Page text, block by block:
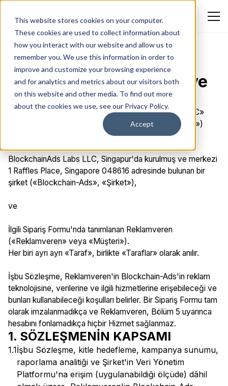
This website stores cookies on your computer.
These cookies are used to collect information about
how you interact with our website and allow us to
remember you. We use this information in order to
improve and customize your browsing experience
and for analytics and metrics about our visitors both
on this website and other media. To find out more
about the cookies we use, see our Privacy Policy.
Accept
Reklamveren Hüküm ve
Koşulları
İşbu Koşullar & Şartlar (bundan böyle «Koşullar», «T&C»
veya «Hüküm ve Koşullar», «Sözleşme» ya da «MSA»)
aşağıdaki taraflar arasında akdedilmiştir:
BlockchainAds Labs LLC, Singapur'da kurulmuş ve merkezi
1 Raffles Place, Singapore 048616 adresinde bulunan bir
şirket («Blockchain-Ads», «Şirket»),
ve
İlgili Sipariş Formu'nda tanımlanan Reklamveren
(«Reklamveren» veya «Müşteri»).
Her biri ayrı ayrı «Taraf», birlikte «Taraflar» olarak anılır.
İşbu Sözleşme, Reklamveren'in Blockchain-Ads'in reklam
teknolojisine, verilerine ve ilgili hizmetlerine erişebileceği ve
bunları kullanabileceği koşulları belirler. Bir Sipariş Formu tam
olarak imzalanmadıkça ve Reklamveren, Bölüm 5 uyarınca
hesabını fonlamadıkça hiçbir Hizmet sağlanmaz.
1. SÖZLEŞMENİN KAPSAMI
1.1İşbu Sözleşme, kitle hedefleme, kampanya sunumu,
raporlama analitiği ve Şirket'in Veri Yönetim
Platformu'na erişim (uygulanabildiği ölçüde) dâhil